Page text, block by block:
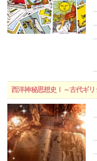
西洋神秘思想史Ⅰ～古代ギリ